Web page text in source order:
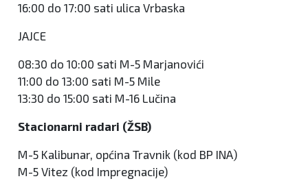
16:00 do 17:00 sati ulica Vrbaska
JAJCE
08:30 do 10:00 sati M-5 Marjanovići
11:00 do 13:00 sati M-5 Mile
13:30 do 15:00 sati M-16 Lučina
Stacionarni radari (ŽSB)
M-5 Kalibunar, općina Travnik (kod BP INA)
M-5 Vitez (kod Impregnacije)